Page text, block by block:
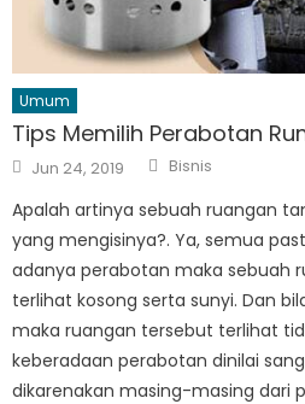
Umum
Tips Memilih Perabotan
Posted
on
Jun 24, 2019 Author
Bisnis
Apalah artinya sebuah ruangan
yang mengisinya?. Ya, semua
adanya perabotan maka sebuah
terlihat kosong serta sunyi. Dan
maka ruangan tersebut terlihat
keberadaan perabotan dinilai
dikarenakan masing-masing dari